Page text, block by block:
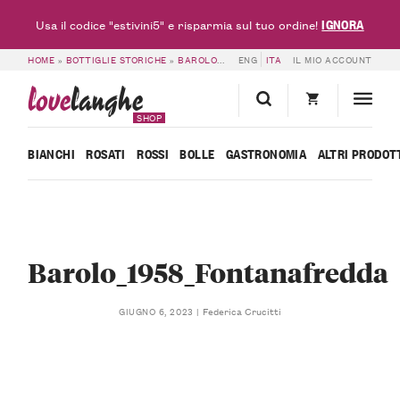
HOME » BOTTIGLIE STORICHE »BAROLO 1958 – FONTANAFREDDA »
ENG ITA IL MIO ACCOUNT
lovelanghe
SHOP
BIANCHI ROSATI ROSSI BOLLE GASTRONOMIA ALTRI
Barolo_1958_Fontanafredda
GIUGNO 6, 2023 Federica Crucitti
Usa il codice "estivini5" e risparmia sul tuo ordine!IGNORA